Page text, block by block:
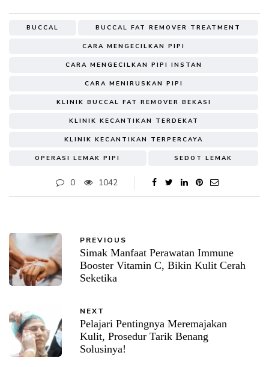
BUCCAL BUCCAL FAT REMOVER TREATMENT
CARA MENGECILKAN PIPI
CARA MENGECILKAN PIPI INSTAN
CARA MENIRUSKAN PIPI
KLINIK BUCCAL FAT REMOVER BEKASI
KLINIK KECANTIKAN TERDEKAT
KLINIK KECANTIKAN TERPERCAYA
OPERASI LEMAK PIPI SEDOT LEMAK
0 1042
PREVIOUS
Simak Manfaat Perawatan Immune
Booster Vitamin C, Bikin Kulit Cerah
Seketika
NEXT
Pelajari Pentingnya Meremajakan
Kulit, Prosedur Tarik Benang
Solusinya!